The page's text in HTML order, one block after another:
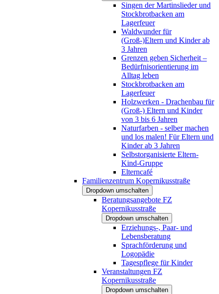
Singen der Martinslieder und
Stockbrotbacken am
Lagerfeuer
Waldwunder für
(Groß-)Eltern und Kinder ab
3 Jahren
Grenzen geben Sicherheit –
Bedürfnisorientierung im
Alltag leben
Stockbrotbacken am
Lagerfeuer
Holzwerken - Drachenbau für
(Groß-) Eltern und Kinder
von 3 bis 6 Jahren
Naturfarben - selber machen
und los malen! Für Eltern und
Kinder ab 3 Jahren
Selbstorganisierte Eltern-
Kind-Gruppe
Elterncafé
Familienzentrum Kopernikusstraße
Dropdown umschalten
Beratungsangebote FZ
Kopernikusstraße
Dropdown umschalten
Erziehungs-, Paar- und
Lebensberatung
Sprachförderung und
Logopädie
Tagespflege für Kinder
Veranstaltungen FZ
Kopernikusstraße
Dropdown umschalten